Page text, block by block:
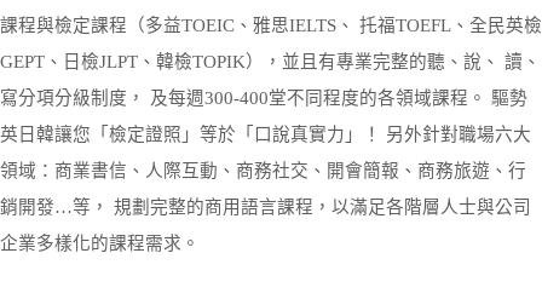
課程與檢定課程（多益TOEIC、雅思IELTS、 托福TOEFL、全民英檢
GEPT、日檢JLPT、韓檢TOPIK），並且有專業完整的聽、說、 讀、
寫分項分級制度， 及每週300-400堂不同程度的各領域課程。 驅勢
英日韓讓您「檢定證照」等於「口說真實力」！ 另外針對職場六大
領域：商業書信、人際互動、商務社交、開會簡報、商務旅遊、行
銷開發…等， 規劃完整的商用語言課程，以滿足各階層人士與公司
企業多樣化的課程需求。